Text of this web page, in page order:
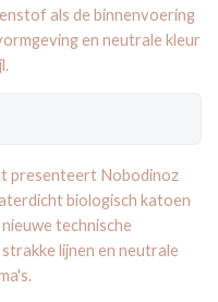
als de binnenvoering
en neutrale kleur
presenteert Nobodinoz
biologisch katoen
technische
lijnen en neutrale